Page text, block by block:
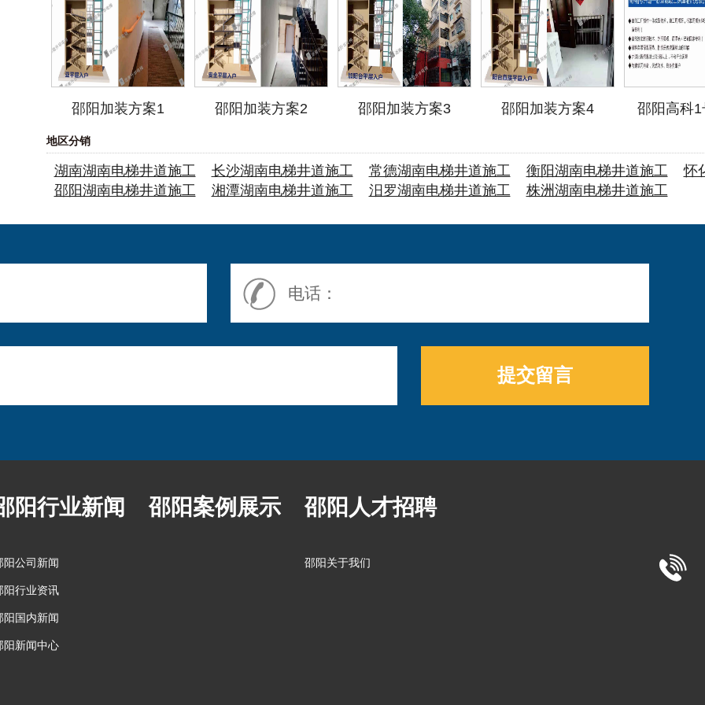
邵阳加装方案1 邵阳加装方案2 邵阳加装方案3 邵阳加装方案4
邵阳高科
道
地区分销
湖南湖南电梯井道施工 长沙湖南电梯井道施工 常德湖南电梯井道施工 衡阳湖南电梯井道施工
怀
邵阳湖南电梯井道施工
湘潭湖南电梯井道施工 汨罗湖南电梯井道施工 株洲湖南电梯井道施工
电话：
提交留言
阳行业新闻
阳公司新闻
阳行业资讯
阳国内新闻
阳新闻中心
邵阳案例展示 邵阳人才招聘
邵阳关于我们